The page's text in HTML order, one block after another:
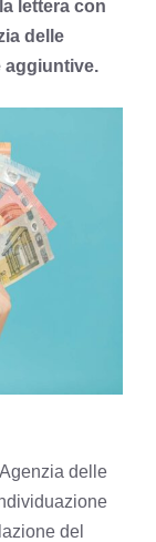
lettera con
delle
aggiuntive.
delle
del